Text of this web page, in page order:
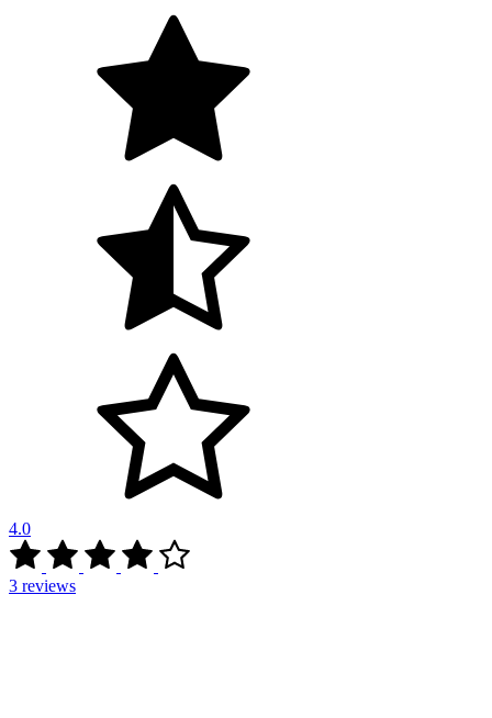
4.0
3 reviews